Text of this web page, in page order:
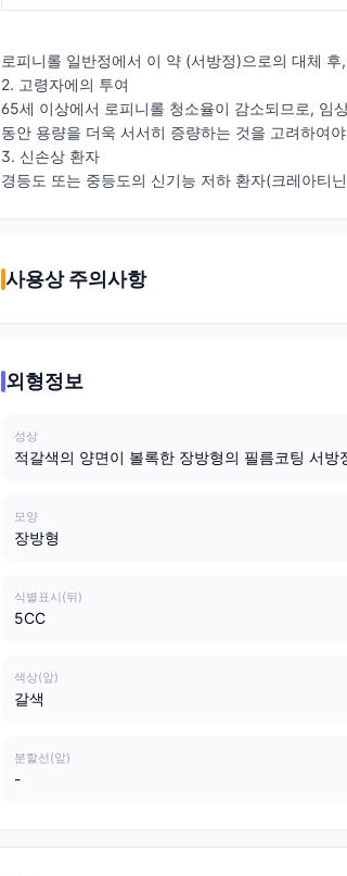
로피니롤 일반정에서 이 약 (서방정)으로의 대체
2. 고령자에의 투여
65세 이상에서 로피니롤 청소율이 감소되므로, 임
동안 용량을 더욱 서서히 증량하는 것을 고려하여
3. 신손상 환자
경등도 또는 중등도의 신기능 저하 환자(크레아티
사용상 주의사항
외형정보
성상
적갈색의 양면이 볼록한 장방형의 필름코팅 서방
모양
장방형
식별표시(뒤)
5CC
색상(앞)
갈색
분할선(앞)
-